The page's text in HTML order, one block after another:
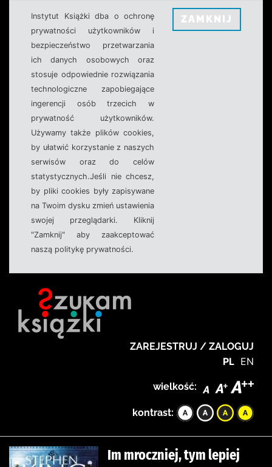
Instytut Książki dba o ochronę
prywatności użytkowników i
bezpieczeństwo przetwarzania
ich danych osobowych oraz
stosuje odpowiednie rozwiązania
technologiczne zapobiegające
ingerencji osób trzecich w
prywatność użytkowników.
Używamy także plików cookies,
by ułatwić korzystanie z naszych
serwisów oraz do celów
statystycznych.Jeśli nie chcesz,
by pliki cookies były zapisywane
na Twoim dysku zmień ustawienia
swojej przeglądarki. Kliknij
"Zamknij" aby zaakceptować
naszą politykę prywatności.
ZAMKNIJ
ZAREJESTRUJ / ZALOGUJ
PL EN
wielkość:
kontrast:
Im mroczniej, tym lepiej